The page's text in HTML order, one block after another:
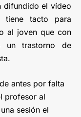
difundido el vídeo
tiene tacto para
al joven que con
un trastorno de
antes por falta
profesor al
sesión el